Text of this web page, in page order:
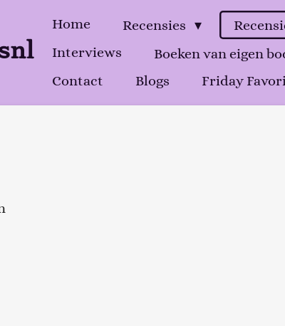
Home Recensies
Interviews
Boeken van eigen
Contact
Blogs Friday